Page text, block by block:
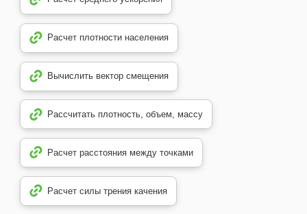
Расчет плотности населения
Вычислить вектор смещения
Рассчитать плотность, объем, массу
Расчет расстояния между точками
Расчет силы трения качения